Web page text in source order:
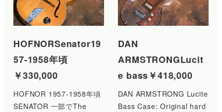
HOFNORSenator19
57-1958年頃
￥330,000
HOFNOR 1957-1958年頃
SENATOR 一部でThe
DAN
ARMSTRONGLucit
e bass￥418,000
DAN ARMSTRONG Lucite
Bass Case: Original hard